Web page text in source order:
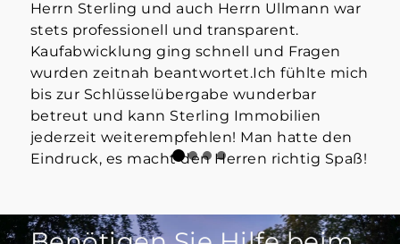
Herrn Sterling und auch Herrn Ullmann war
stets professionell und transparent.
Kaufabwicklung ging schnell und Fragen
wurden zeitnah beantwortet.Ich fühlte mich
bis zur Schlüsselübergabe wunderbar
betreut und kann Sterling Immobilien
jederzeit weiterempfehlen! Man hatte den
Eindruck, es macht den Herren richtig Spaß!